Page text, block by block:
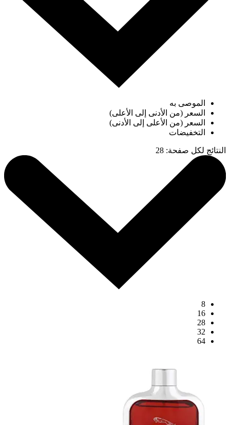
الموصى به
السعر (من الأدنى إلى الأعلى)
السعر (من الأعلى إلى الأدنى)
التخفيضات
النتائج لكل صفحة:
28
8
16
28
32
64